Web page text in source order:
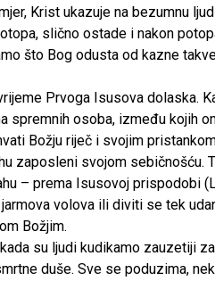
Krist ukazuje na bezumnu
slično ostade i nakon
što Bog odusta od kazne
Prvoga Isusova dolaska.
spremnih osoba, između kojih
Božju riječ i svojim
zaposleni svojom sebičnošću.
– prema Isusovoj prispodobi
volova ili diviti se tek
Božjim.
su ljudi kudikamo zauzetiji
duše. Sve se poduzima,